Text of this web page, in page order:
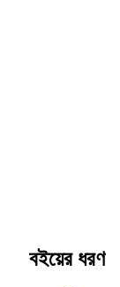
বইয়ের ধরণ